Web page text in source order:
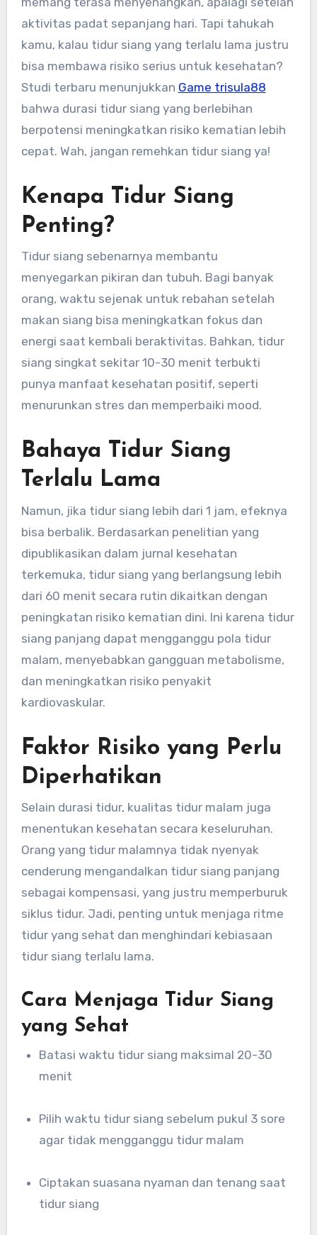
aktivitas padat sepanjang hari. Tapi tahukah
kamu, kalau tidur siang yang terlalu lama justru
bisa membawa risiko serius untuk kesehatan?
Studi terbaru menunjukkan Game trisula88
bahwa durasi tidur siang yang berlebihan
berpotensi meningkatkan risiko kematian lebih
cepat. Wah, jangan remehkan tidur siang ya!
Kenapa Tidur Siang
Penting?
Tidur siang sebenarnya membantu
menyegarkan pikiran dan tubuh. Bagi banyak
orang, waktu sejenak untuk rebahan setelah
makan siang bisa meningkatkan fokus dan
energi saat kembali beraktivitas. Bahkan, tidur
siang singkat sekitar 10-30 menit terbukti
punya manfaat kesehatan positif, seperti
menurunkan stres dan memperbaiki mood.
Bahaya Tidur Siang
Terlalu Lama
Namun, jika tidur siang lebih dari 1 jam, efeknya
bisa berbalik. Berdasarkan penelitian yang
dipublikasikan dalam jurnal kesehatan
terkemuka, tidur siang yang berlangsung lebih
dari 60 menit secara rutin dikaitkan dengan
peningkatan risiko kematian dini. Ini karena tidur
siang panjang dapat mengganggu pola tidur
malam, menyebabkan gangguan metabolisme,
dan meningkatkan risiko penyakit
kardiovaskular.
Faktor Risiko yang Perlu
Diperhatikan
Selain durasi tidur, kualitas tidur malam juga
menentukan kesehatan secara keseluruhan.
Orang yang tidur malamnya tidak nyenyak
cenderung mengandalkan tidur siang panjang
sebagai kompensasi, yang justru memperburuk
siklus tidur. Jadi, penting untuk menjaga ritme
tidur yang sehat dan menghindari kebiasaan
tidur siang terlalu lama.
Cara Menjaga Tidur Siang
yang Sehat
Batasi waktu tidur siang maksimal 20-30
menit
Pilih waktu tidur siang sebelum pukul 3 sore
agar tidak mengganggu tidur malam
Ciptakan suasana nyaman dan tenang saat
tidur siang